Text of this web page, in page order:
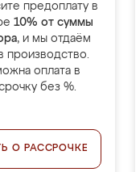
предоплату в
10% от суммы
, и мы отдаём
производство.
оплата в
без %.
О РАССРОЧКЕ